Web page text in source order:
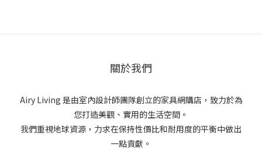
關於我們
Airy Living 是由室內設計師團隊創立的家具網購店，致力於為
您打造美觀、實用的生活空間。
我們重視地球資源，力求在保持性價比和耐用度的平衡中做出
一點貢獻。